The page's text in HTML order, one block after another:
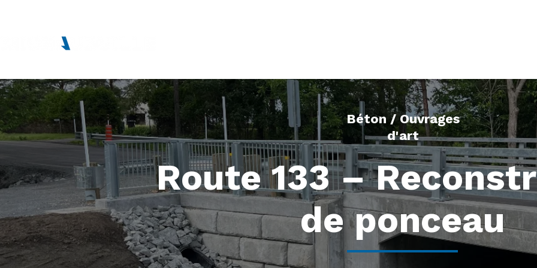
Béton / Ouvrages
d'art
Route 133 –
de ponceau